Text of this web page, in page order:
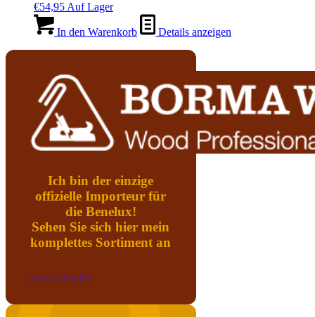
€54,95 Auf Lager
In den Warenkorb Details anzeigen
Ich bin der einzige
offizielle Importeur für
die Benelux!
Sehen Sie sich hier mein
komplettes Sortiment an
Jetzt einkaufen